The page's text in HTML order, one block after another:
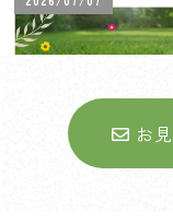
お庭に関するお悩み
お